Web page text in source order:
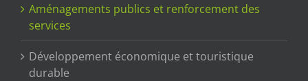
Aménagements publics et renforcement des
services
Développement économique et touristique
durable